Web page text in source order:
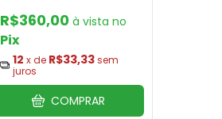
R$360,00
Pix
12 x de R$33,33sem
juros
COMPRAR